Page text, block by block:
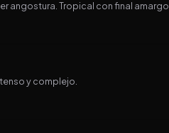
angostura. Tropical con final amargo.
y complejo.